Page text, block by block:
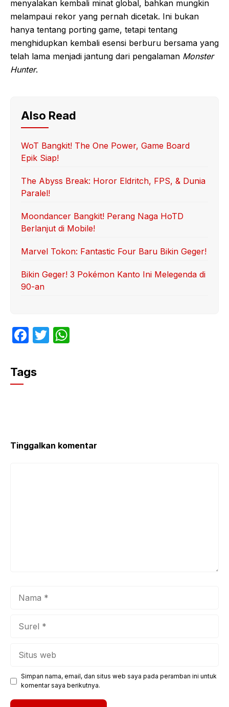
menyalakan kembali minat global, bahkan mungkin
melampaui rekor yang pernah dicetak. Ini bukan
hanya tentang porting game, tetapi tentang
menghidupkan kembali esensi berburu bersama yang
telah lama menjadi jantung dari pengalaman Monster
Hunter.
Also Read
WoT Bangkit! The One Power, Game Board
Epik Siap!
The Abyss Break: Horor Eldritch, FPS, & Dunia
Paralel!
Moondancer Bangkit! Perang Naga HoTD
Berlanjut di Mobile!
Marvel Tokon: Fantastic Four Baru Bikin Geger!
Bikin Geger! 3 Pokémon Kanto Ini Melegenda di
90-an
F
c
e
k
T
Tags
Tinggalkan komentar
Simpan nama, email, dan situs web saya pada peramban ini untuk
komentar saya berikutnya.